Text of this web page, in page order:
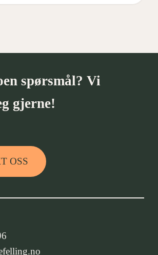
spørsmål? Vi
gjerne!
OSS